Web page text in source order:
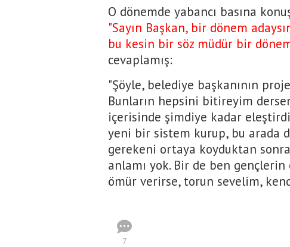
O dönemde yabancı basına
"Sayın Başkan, bir dönem
bu kesin bir söz müdür bir
cevaplamış:
"Şöyle, belediye başkanının
Bunların hepsini bitireyim
içerisinde şimdiye kadar
yeni bir sistem kurup, bu arada
gerekeni ortaya koyduktan
anlamı yok. Bir de ben
ömür verirse, torun sevelim,
7